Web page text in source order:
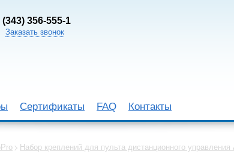
(343) 356-555-1
Заказать звонок
Сертификаты FAQ Контакты
Набор креплений для пульта дистанционного